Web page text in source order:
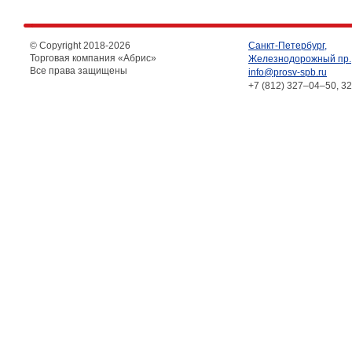
© Copyright 2018-2026
Торговая компания «Абрис»
Все права защищены
Санкт-Петербург,
Железнодорожный
info@prosv-spb.ru
+7 (812) 327–04–50,